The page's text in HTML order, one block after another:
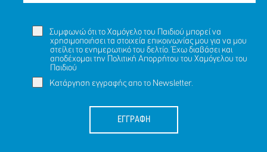
Συμφωνώ ότι το Χαμόγελο του Παιδιού μπορεί να
χρησιμοποιήσει τα στοιχεία επικοινωνίας μου για να μου
στείλει το ενημερωτικό του δελτίο. Έχω διαβάσει και
αποδέχομαι την Πολιτική Απορρήτου του Χαμόγελου του
Παιδιού
Κατάργηση εγγραφής απο το Newsletter.
ΕΓΓΡΑΦΗ